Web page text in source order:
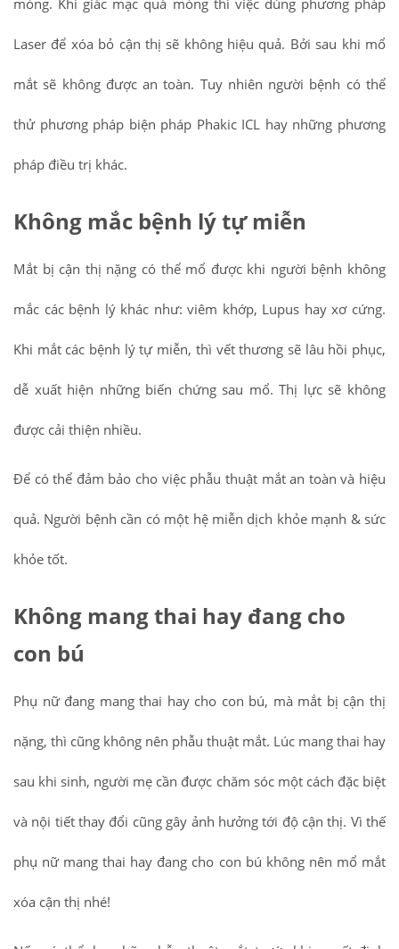
mỏng. Khi giác mạc quá mỏng thì việc dùng phương pháp
Laser để xóa bỏ cận thị sẽ không hiệu quả. Bởi sau khi mổ
mắt sẽ không được an toàn. Tuy nhiên người bệnh có thể
thử phương pháp biện pháp Phakic ICL hay những phương
pháp điều trị khác.
Không mắc bệnh lý tự miễn
Mắt bị cận thị nặng có thể mổ được khi người bệnh không
mắc các bệnh lý khác như: viêm khớp, Lupus hay xơ cứng.
Khi mắt các bệnh lý tự miễn, thì vết thương sẽ lâu hồi phục,
dễ xuất hiện những biến chứng sau mổ. Thị lực sẽ không
được cải thiện nhiều.
Để có thể đảm bảo cho việc phẫu thuật mắt an toàn và hiệu
quả. Người bệnh cần có một hệ miễn dịch khỏe mạnh & sức
khỏe tốt.
Không mang thai hay đang cho
con bú
Phụ nữ đang mang thai hay cho con bú, mà mắt bị cận thị
nặng, thì cũng không nên phẫu thuật mắt. Lúc mang thai hay
sau khi sinh, người mẹ cần được chăm sóc một cách đặc biệt
và nội tiết thay đổi cũng gây ảnh hưởng tới độ cận thị. Vì thế
phụ nữ mang thai hay đang cho con bú không nên mổ mắt
xóa cận thị nhé!